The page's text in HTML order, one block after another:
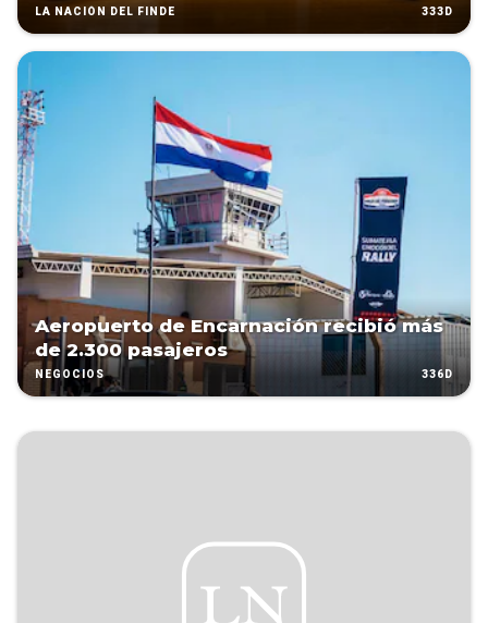
LA NACIÓN DEL FINDE 333D
Aeropuerto de Encarnación recibió más
de 2.300 pasajeros
NEGOCIOS 336D